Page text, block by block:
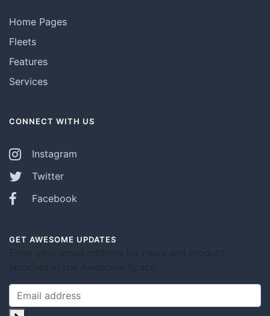
Home Pages
Fleets
Features
Services
CONNECT WITH US
Instagram
Twitter
Facebook
GET AWESOME UPDATES
Enter your email address for news and product
launches in the Awesome Space.